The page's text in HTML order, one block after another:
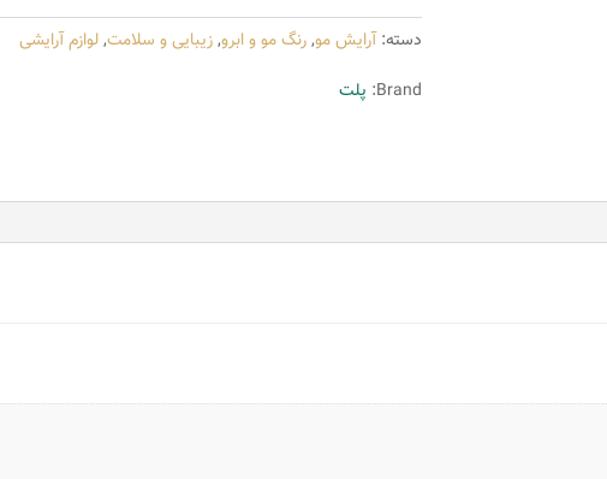
پلت
سری
DELUXE
حجم
50
ای
دسته:آرایش مو,رنگ مو و ابرو,زیبایی و سلامت,لوازم آرایشی
Brand: پلت